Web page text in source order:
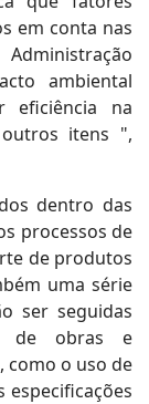
em conta nas
ambiental
eficiência na
itens ",
dentro das
processos de
de produtos
uma série
ser seguidas
de obras e
como o uso de